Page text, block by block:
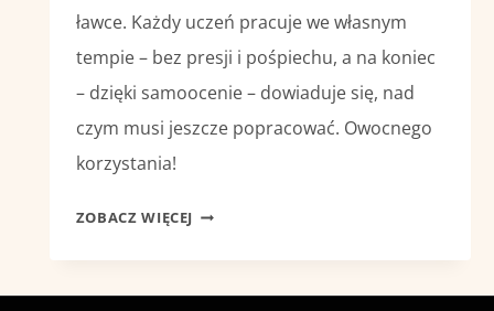
ławce. Każdy uczeń pracuje we własnym
tempie – bez presji i pośpiechu, a na koniec
– dzięki samoocenie – dowiaduje się, nad
czym musi jeszcze popracować. Owocnego
korzystania!
ZOBACZ WIĘCEJ OKREŚLANIE
CZASOWNIKA
–